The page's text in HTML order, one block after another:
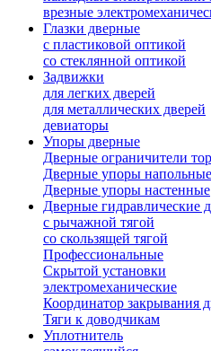
врезные
Глазки дверные
с пластиковой оптикой
со стеклянной оптикой
Задвижки
для легких дверей
для металлических дверей
девиаторы
Упоры дверные
Дверные ограничители
Дверные упоры напольные
Дверные упоры настенные
Дверные гидравлические
с рычажной тягой
со скользящей тягой
Профессиональные
Скрытой установки
электромеханические
Координатор закрывания
Тяги к доводчикам
Уплотнитель